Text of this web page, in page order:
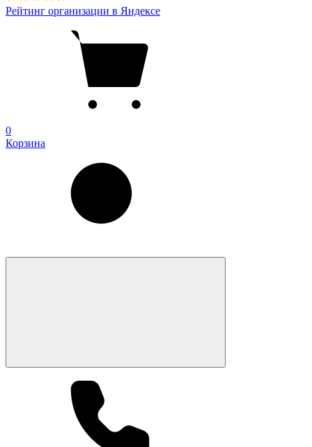
Рейтинг организации в Яндексе
0
Корзина